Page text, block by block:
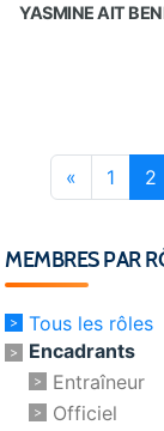
YASMINE AIT
« 1 2
MEMBRES PAR
Tous les rôles
Encadrants
Entraîneur
Officiel